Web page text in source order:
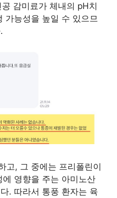
감미료가 체내의 pH치
가능성을 높일 수 있으므
고, 그 중에는 프리폴린이
영향을 주는 아미노산
. 따라서 통풍 환자는 육